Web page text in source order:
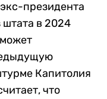
экс-президента
в 2024
Капитолия
что